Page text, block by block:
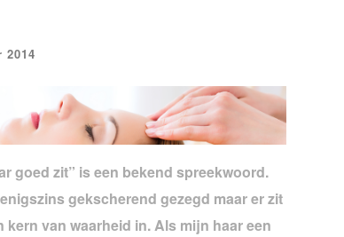
2014
goed zit” is een bekend spreekwoord.
gekscherend gezegd maar er zit
kern van waarheid in. Als mijn haar een